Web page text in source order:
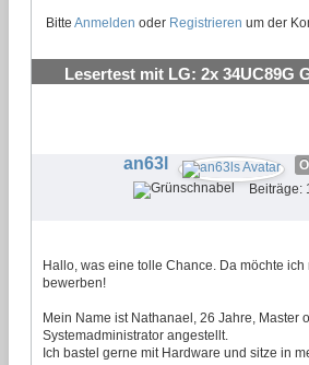
Bitte Anmelden oder Registrieren um der
Lesertest mit LG: 2x 34UC89G
an63l
Beiträge:
Hallo, was eine tolle Chance. Da möchte
bewerben!
Mein Name ist Nathanael, 26 Jahre, Master
Systemadministrator angestellt.
Ich bastel gerne mit Hardware und sitze in